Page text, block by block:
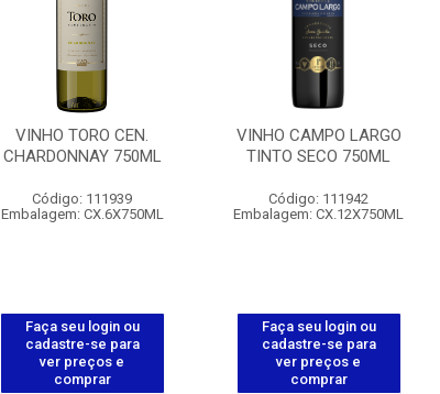
VINHO TORO CEN.
CHARDONNAY 750ML
Código: 111939
Embalagem: CX.6X750ML
Faça seu login ou
cadastre-se para
ver preços e
comprar
VINHO CAMPO LARGO
TINTO SECO 750ML
Código: 111942
Embalagem: CX.12X750ML
Faça seu login ou
cadastre-se para
ver preços e
comprar